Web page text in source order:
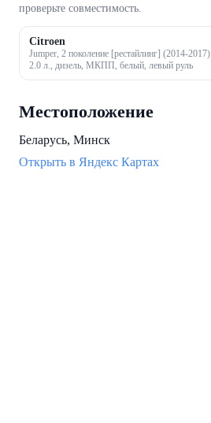
проверьте совместимость.
Citroen
Jumper, 2 поколение [рестайлинг] (2014-2017)
2.0 л., дизель, МКПП, белый, левый руль
Местоположение
Беларусь, Минск
Открыть в Яндекс Картах